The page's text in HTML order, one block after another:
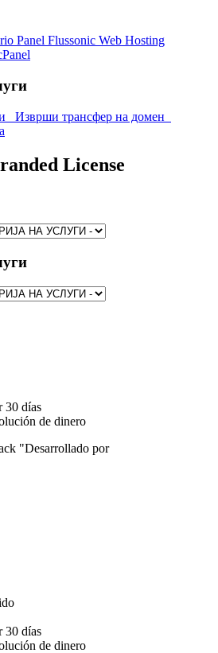
Panel Flussonic Web Hosting
Изврши трансфер на домен
License
30 días
de dinero
"Desarrollado por
30 días
de dinero